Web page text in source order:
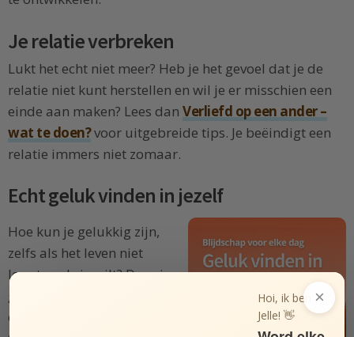
Je relatie verbreken
Lukt het echt niet meer? Heb je het gevoel dat je de
relatie niet kunt herstellen en wil je er misschien een
einde aan maken? Lees dan Verliefd op een ander –
wat te doen?voor uitgebreide tips. Je beëindigt een
relatie immers niet zomaar.
Echt geluk vinden in jezelf
Hoe kun je gelukkig zijn,
zelfs als het leven niet
loopt zoals je wilt? Door je
de externe wereld en
×
Hoi, ik ben
Jelle! 👋